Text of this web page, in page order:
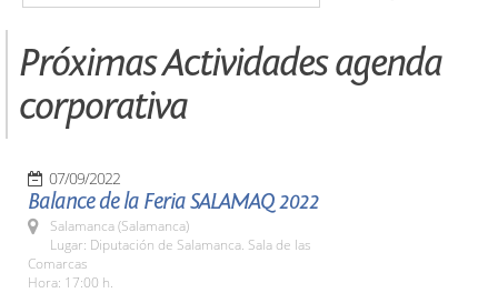
Próximas Actividades agenda
corporativa
07/09/2022
Balance de la Feria SALAMAQ 2022
Salamanca (Salamanca)
Lugar: Diputación de Salamanca. Sala de las
Comarcas
Hora: 17:00 h.